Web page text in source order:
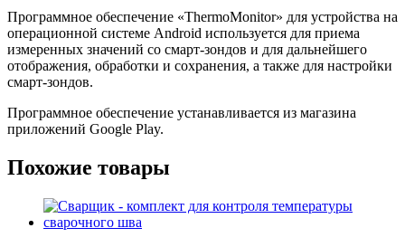
Программное обеспечение «ThermoMonitor» для устройства на
операционной системе Android используется для приема
измеренных значений со смарт-зондов и для дальнейшего
отображения, обработки и сохранения, а также для настройки
смарт-зондов.
Программное обеспечение устанавливается из магазина
приложений Google Play.
Похожие товары